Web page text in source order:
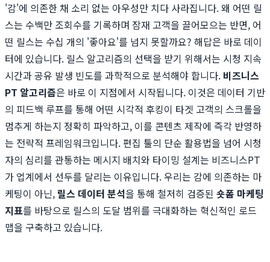
'감'에 의존한 채 소리 없는 아우성만 치다 사라집니다. 왜 어떤 릴
스는 수백만 조회수를 기록하며 잠재 고객을 끌어모으는 반면, 어
떤 릴스는 수십 개의 '좋아요'를 넘지 못할까요? 해답은 바로 데이
터에 있습니다. 릴스 알고리즘의 선택을 받기 위해서는 시청 지속
시간과 공유 발생 빈도를 과학적으로 분석해야 합니다. 비즈니스
PT 알고리즘은 바로 이 지점에서 시작됩니다. 이것은 데이터 기반
의 피드백 루프를 통해 어떤 시각적 후킹이 타겟 고객의 스크롤을
멈추게 하는지 정확히 파악하고, 이를 콘텐츠 제작에 즉각 반영하
는 전략적 프레임워크입니다. 편집 툴의 단순 활용법을 넘어 시청
자의 심리를 관통하는 메시지 배치와 타이밍 설계는 비즈니스PT
가 업계에서 선두를 달리는 이유입니다. 우리는 감에 의존하는 마
케팅이 아닌, 릴스 데이터 분석을 통해 철저히 검증된 숏폼 마케팅
지표를 바탕으로 릴스의 도달 범위를 극대화하는 혁신적인 로드
맵을 구축하고 있습니다.